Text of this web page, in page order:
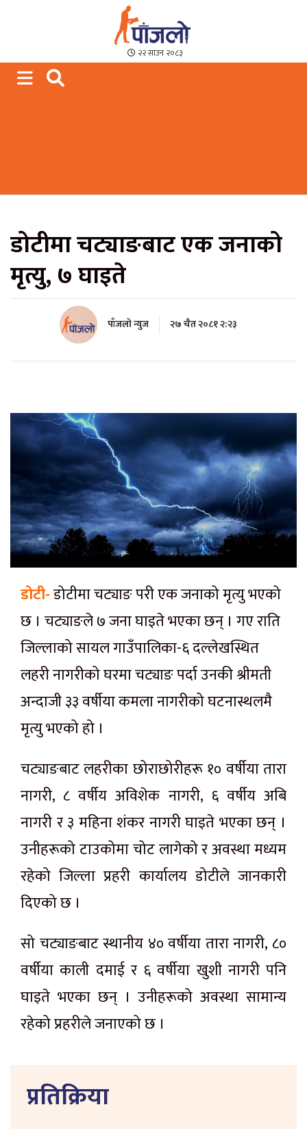
Paajalo News
We are from Far West Nepal
२२ साउन २०८३
डोटीमा चट्याङबाट एक जनाको
मृत्यु, ७ घाइते
पाँजलो न्युज २७ चैत २०८१ २:२३
डोटी-डोटीमा चट्याङ परी एक जनाको मृत्यु भएको
छ । चट्याङले ७ जना घाइते भएका छन् । गए राति
जिल्लाको सायल गाउँपालिका-६ दल्लेखस्थित
लहरी नागरीको घरमा चट्याङ पर्दा उनकी श्रीमती
अन्दाजी ३३ वर्षीया कमला नागरीको घटनास्थलमै
मृत्यु भएको हो ।
चट्याङबाट लहरीका छोराछोरीहरू १० वर्षीया तारा
नागरी, ८ वर्षीय अविशेक नागरी, ६ वर्षीय अबि
नागरी र ३ महिना शंकर नागरी घाइते भएका छन् ।
उनीहरूको टाउकोमा चोट लागेको र अवस्था मध्यम
रहेको जिल्ला प्रहरी कार्यालय डोटीले जानकारी
दिएको छ ।
सो चट्याङबाट स्थानीय ४० वर्षीया तारा नागरी, ८०
वर्षीया काली दमाई र ६ वर्षीया खुशी नागरी पनि
घाइते भएका छन् । उनीहरूको अवस्था सामान्य
रहेको प्रहरीले जनाएको छ ।
प्रतिक्रिया